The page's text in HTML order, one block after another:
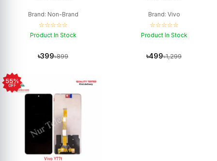
Brand: Non-Brand
☆☆☆☆☆
Product In Stock
৳399৳899
Brand: Vivo
☆☆☆☆☆
Product In Stock
৳499৳1,299
55%
OFF